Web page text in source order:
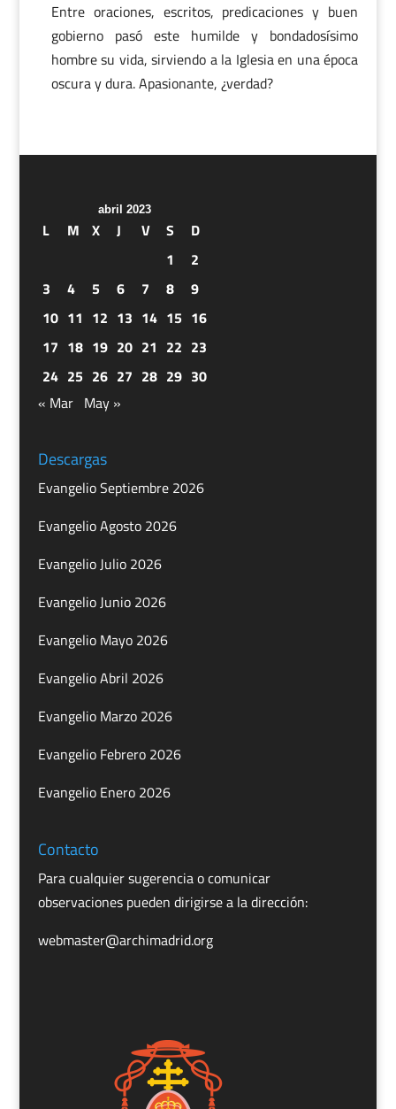
Entre oraciones, escritos, predicaciones y buen
gobierno pasó este humilde y bondadosísimo
hombre su vida, sirviendo a la Iglesia en una época
oscura y dura. Apasionante, ¿verdad?
abril 2023
L M X J V S
D
1
2
3
4 5 6 7 8
9
10 11 12 13 14 15 16
17 18 19 20 21 22 23
24 25 26 27 28 29 30
« Mar May »
Descargas
Evangelio Septiembre 2026
Evangelio Agosto 2026
Evangelio Julio 2026
Evangelio Junio 2026
Evangelio Mayo 2026
Evangelio Abril 2026
Evangelio Marzo 2026
Evangelio Febrero 2026
Evangelio Enero 2026
Contacto
Para cualquier sugerencia o comunicar
observaciones pueden dirigirse a la dirección:
webmaster@archimadrid.org